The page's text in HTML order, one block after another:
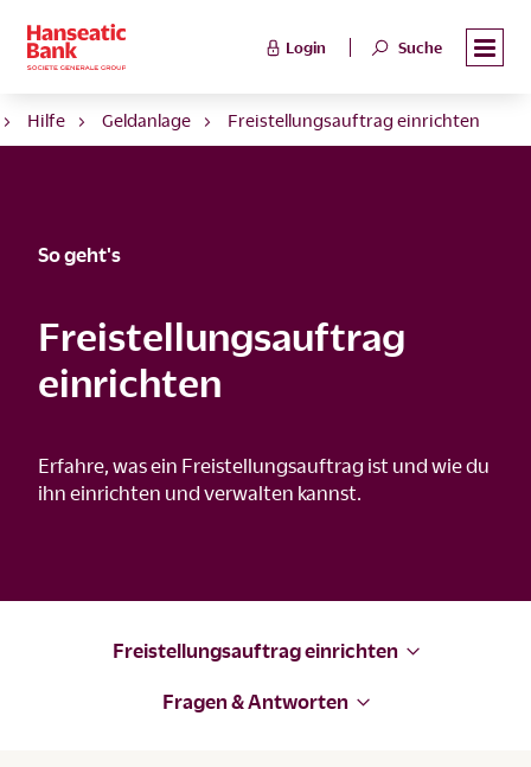
Login Suche
Hilfe Geldanlage Freistellungsauftrag einrichten
So geht's
Freistellungsauftrag
einrichten
Erfahre, was ein Freistellungsauftrag ist und wie du
ihn einrichten und verwalten kannst.
Freistellungsauftrag einrichten
Fragen & Antworten